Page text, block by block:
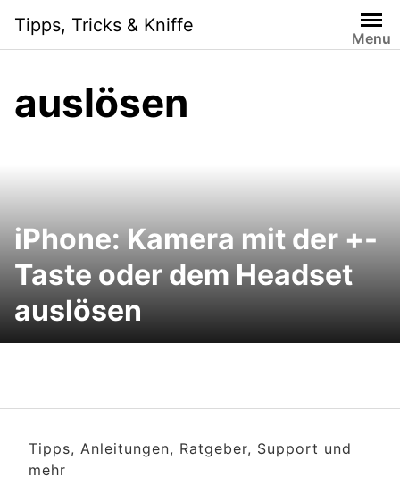
content
Tipps, Tricks & Kniffe
Menu
auslösen
iPhone: Kamera mit der +-
Taste oder dem Headset
auslösen
Tipps, Anleitungen, Ratgeber, Support und
mehr